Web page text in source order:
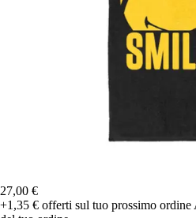
27,00 €
+1,35 € offerti sul tuo prossimo ordine